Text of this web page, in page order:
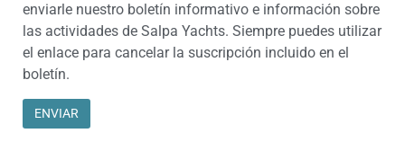
enviarle nuestro boletín informativo e información sobre
las actividades de Salpa Yachts. Siempre puedes utilizar
el enlace para cancelar la suscripción incluido en el
boletín.